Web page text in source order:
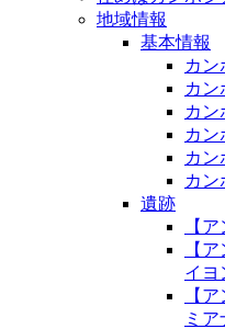
地域情報
基本情報
カ
カ
カ
カ
カ
カ
遺跡
【
【
イヨ
【
ミ